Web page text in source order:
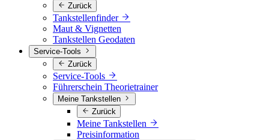
Zurück
Tankstellenfinder
Maut & Vignetten
Tankstellen Geodaten
Service-Tools
Zurück
Service-Tools
Führerschein Theorietrainer
Meine Tankstellen
Zurück
Meine Tankstellen
Preisinformation